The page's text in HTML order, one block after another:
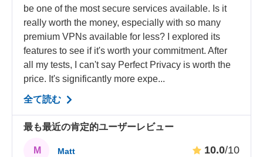
be one of the most secure services available. Is it
really worth the money, especially with so many
premium VPNs available for less? I explored its
features to see if it's worth your commitment. After
all my tests, I can't say Perfect Privacy is worth the
price. It's significantly more expe...
全て読む
最も最近の肯定的ユーザーレビュー
M Matt 10.0/10